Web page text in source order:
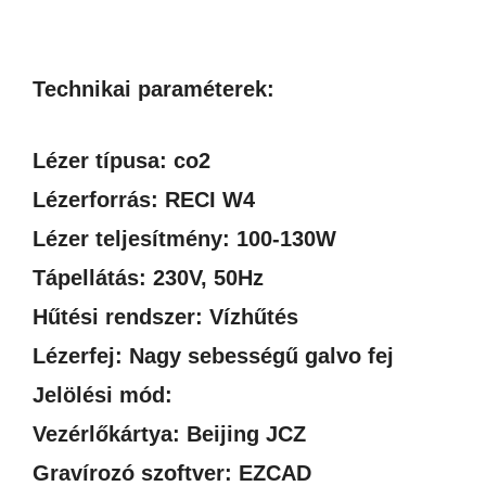
Technikai paraméterek:
Lézer típusa: co2
Lézerforrás: RECI W4
Lézer teljesítmény: 100-130W
Tápellátás: 230V, 50Hz
Hűtési rendszer: Vízhűtés
Lézerfej: Nagy sebességű galvo fej
Jelölési mód:
Vezérlőkártya: Beijing JCZ
Gravírozó szoftver: EZCAD